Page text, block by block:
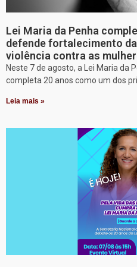
Lei Maria da Penha
defende fortalecimento
violência contra as
Neste 7 de agosto, a Lei Maria da
completa 20 anos como um dos
Leia mais »